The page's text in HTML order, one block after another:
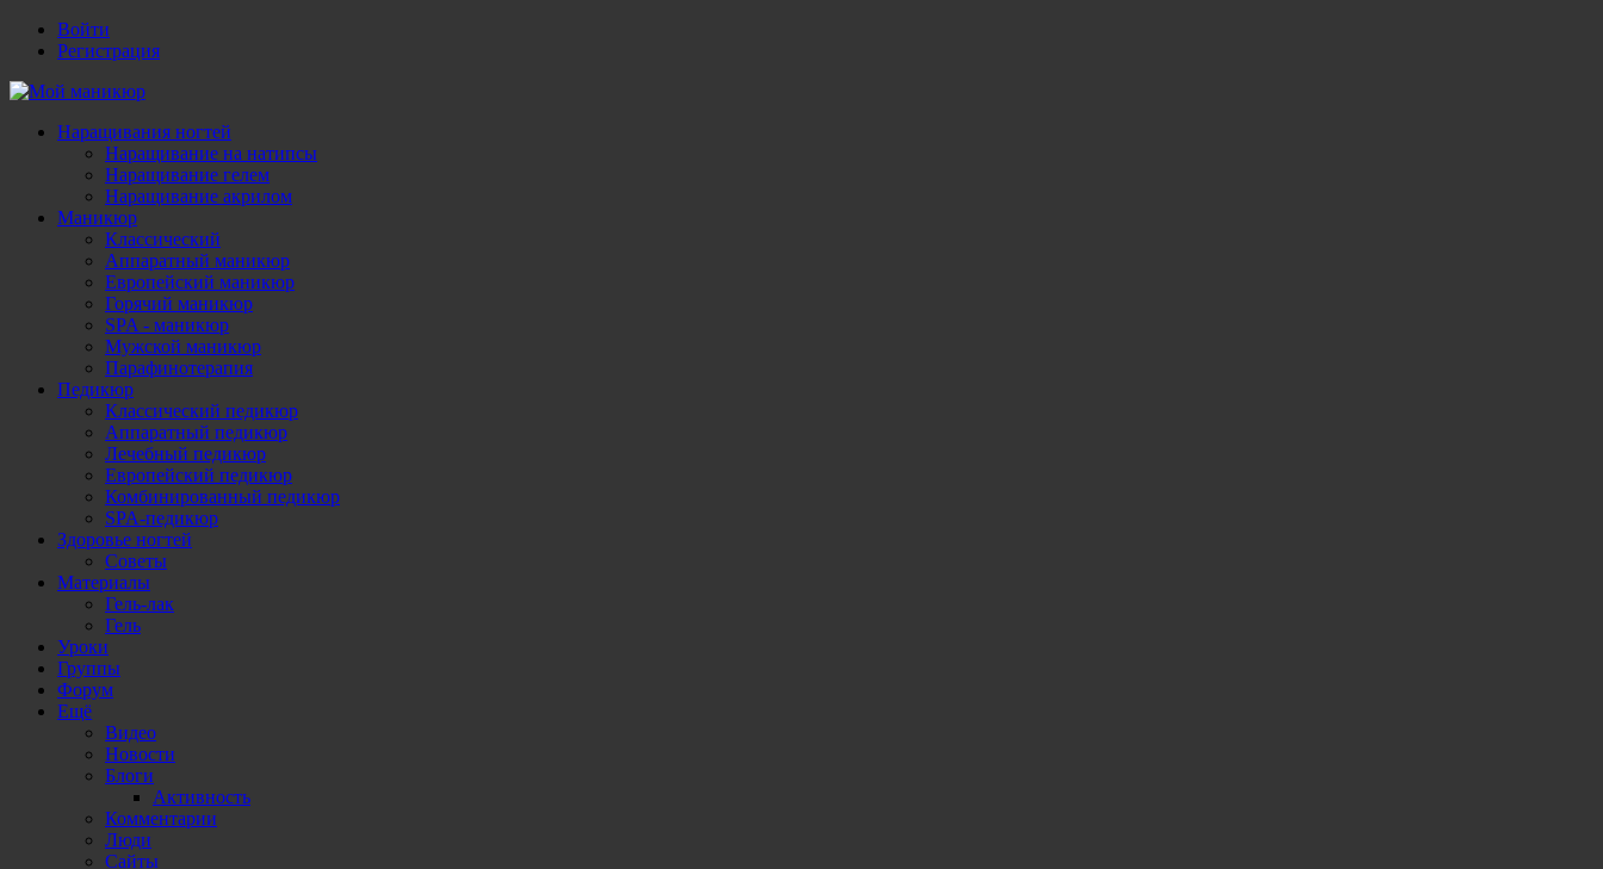
Войти
Регистрация
Наращивания ногтей
Наращивание на натипсы
Наращивание гелем
Наращивание акрилом
Маникюр
Классический
Аппаратный маникюр
Европейский маникюр
Горячий маникюр
SPA - маникюр
Мужской маникюр
Парафинотерапия
Педикюр
Классический педикюр
Аппаратный педикюр
Лечебный педикюр
Европейский педикюр
Комбинированный педикюр
SPA-педикюр
Здоровье ногтей
Советы
Материалы
Гель-лак
Гель
Уроки
Группы
Форум
Ещё
Видео
Новости
Блоги
Активность
Комментарии
Люди
Сайты